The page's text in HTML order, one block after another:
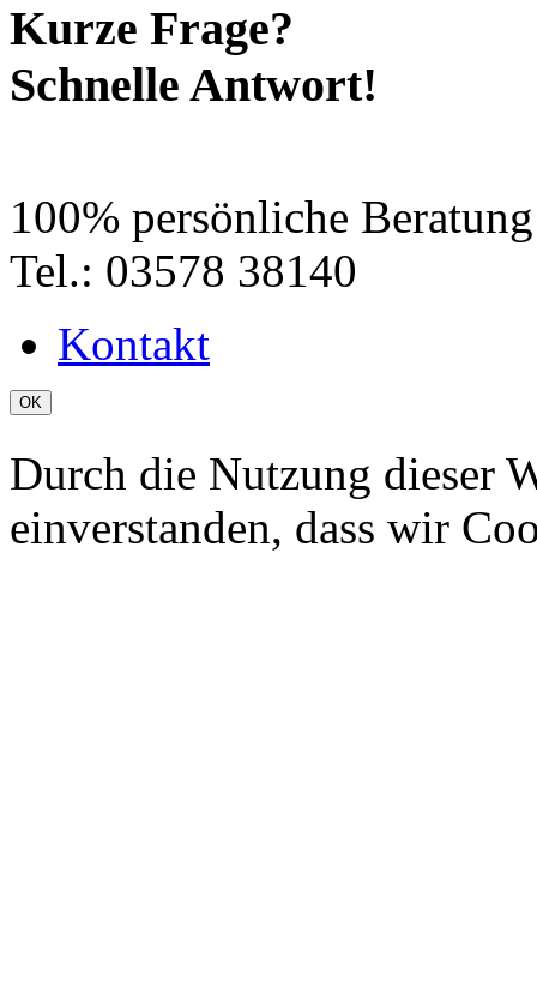
Kurze Frage?
Schnelle Antwort!
100% persönliche Beratung
Tel.: 03578 38140
Kontakt
OK
Durch die Nutzung dieser
einverstanden, dass wir